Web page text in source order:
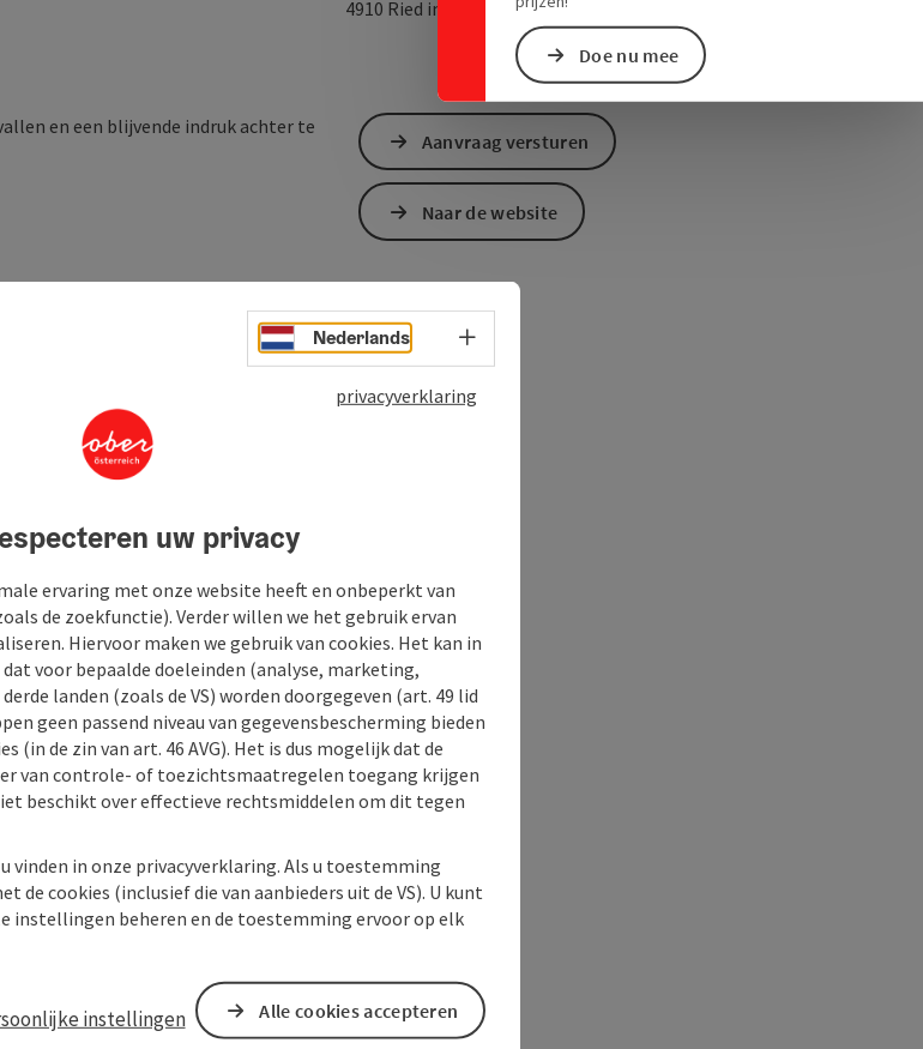
Doe nu mee
4910 Ried im Innkreis
en een blijvende indruk achter te
Aanvraag versturen
Naar de website
Nederlands Taalkeuze - menu openen
privacyverklaring
uw privacy
ervaring met onze website heeft en onbeperkt van
de zoekfunctie). Verder willen we het gebruik ervan
Hiervoor maken we gebruik van cookies. Het kan in
voor bepaalde doeleinden (analyse, marketing,
landen (zoals de VS) worden doorgegeven (art. 49 lid
geen passend niveau van gegevensbescherming bieden
(in de zin van art. 46 AVG). Het is dus mogelijk dat de
van controle- of toezichtsmaatregelen toegang krijgen
beschikt over effectieve rechtsmiddelen om dit tegen
vinden in onze privacyverklaring. Als u toestemming
de cookies (inclusief die van aanbieders uit de VS). U kunt
instellingen beheren en de toestemming ervoor op elk
instellingen Alle cookies accepteren